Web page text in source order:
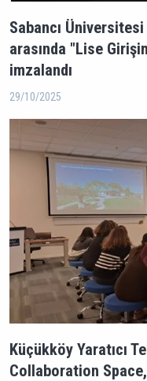
Sabancı
arasında "Lise
imzalandı
29/10/2025
Küçükköy Yaratıcı
Collaboration